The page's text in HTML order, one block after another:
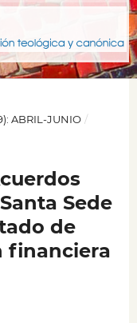
ABRIL-JUNIO /
Sede
de
financiera